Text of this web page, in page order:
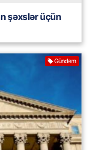
şəxslər üçün
Gündəm